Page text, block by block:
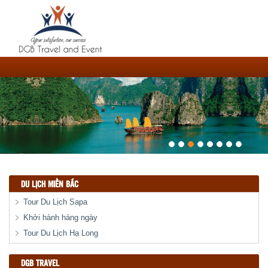
DU LỊCH MIỀN BẮC
Tour Du Lịch Sapa
Khởi hành hàng ngày
Tour Du Lịch Hạ Long
DGB TRAVEL